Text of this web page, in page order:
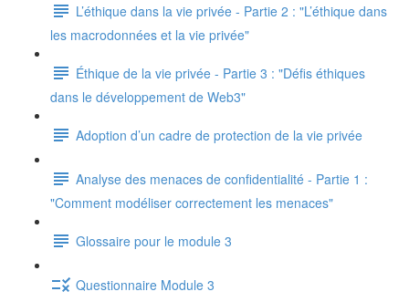
L’éthique dans la vie privée - Partie 2 : "L’éthique dans
les macrodonnées et la vie privée"
Éthique de la vie privée - Partie 3 : "Défis éthiques
dans le développement de Web3"
Adoption d’un cadre de protection de la vie privée
Analyse des menaces de confidentialité - Partie 1 :
"Comment modéliser correctement les menaces"
Glossaire pour le module 3
Questionnaire Module 3